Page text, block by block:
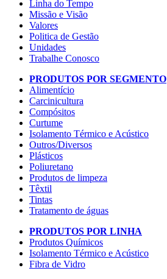
Linha do Tempo
Missão e Visão
Valores
Politica de Gestão
Unidades
Trabalhe Conosco
PRODUTOS POR SEGMENTO
Alimentício
Carcinicultura
Compósitos
Curtume
Isolamento Térmico e Acústico
Outros/Diversos
Plásticos
Poliuretano
Produtos de limpeza
Têxtil
Tintas
Tratamento de águas
PRODUTOS POR LINHA
Produtos Químicos
Isolamento Térmico e Acústico
Fibra de Vidro